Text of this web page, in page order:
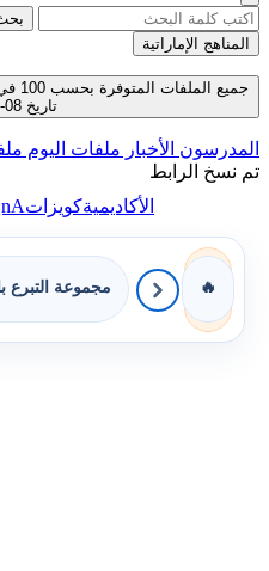
المناهج الإماراتية
تاريخ 08-08-2026
المدرسون الأخبار ملفات اليوم
تم نسخ الرابط
الأكاديميةكويزات
🔥 مجموعة التبرع